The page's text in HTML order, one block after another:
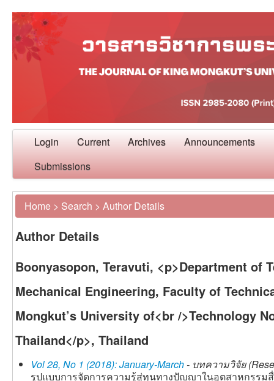
Login Current Archives Announcements
Submissions
Home > Search > Author Details
Author Details
Boonyasopon, Teravuti, <p>Department of
Mechanical Engineering, Faculty of
Mongkut’s University of<br />Technology
Thailand</p>, Thailand
Vol 28, No 1 (2018): January-March- บทความวิจัย
รูปแบบการจัดการความรู้สู่ทุนทางปัญญาในอุตสาหกรรม